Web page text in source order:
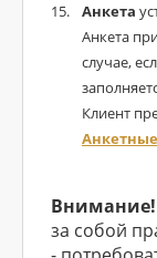
Анкета
Анкета
случае,
Клиент
Внимание!
за собой